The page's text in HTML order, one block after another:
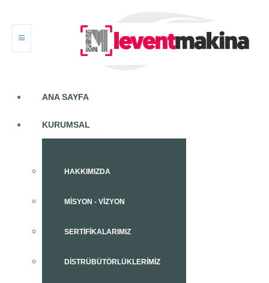
ANA SAYFA
KURUMSAL
HAKKIMIZDA
MISYON - VIZYON
SERTIFIKALARIMIZ
DISTRÜBÜTÖRLÜKLERIMIZ